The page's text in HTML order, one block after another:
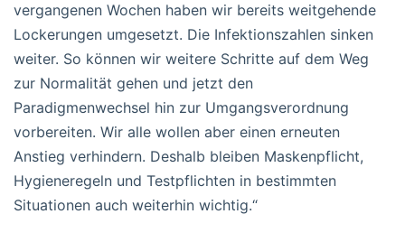
vergangenen Wochen haben wir bereits weitgehende
Lockerungen umgesetzt. Die Infektionszahlen sinken
weiter. So können wir weitere Schritte auf dem Weg
zur Normalität gehen und jetzt den
Paradigmenwechsel hin zur Umgangsverordnung
vorbereiten. Wir alle wollen aber einen erneuten
Anstieg verhindern. Deshalb bleiben Maskenpflicht,
Hygieneregeln und Testpflichten in bestimmten
Situationen auch weiterhin wichtig.“